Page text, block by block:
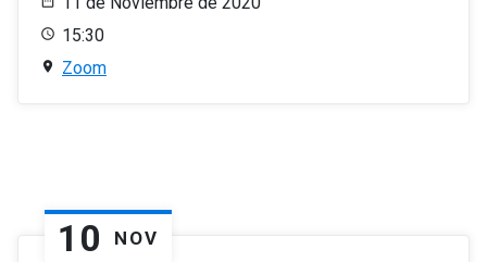
15:30
Zoom
10 NOV